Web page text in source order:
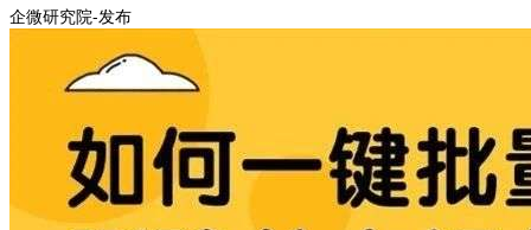
企微研究院-发布